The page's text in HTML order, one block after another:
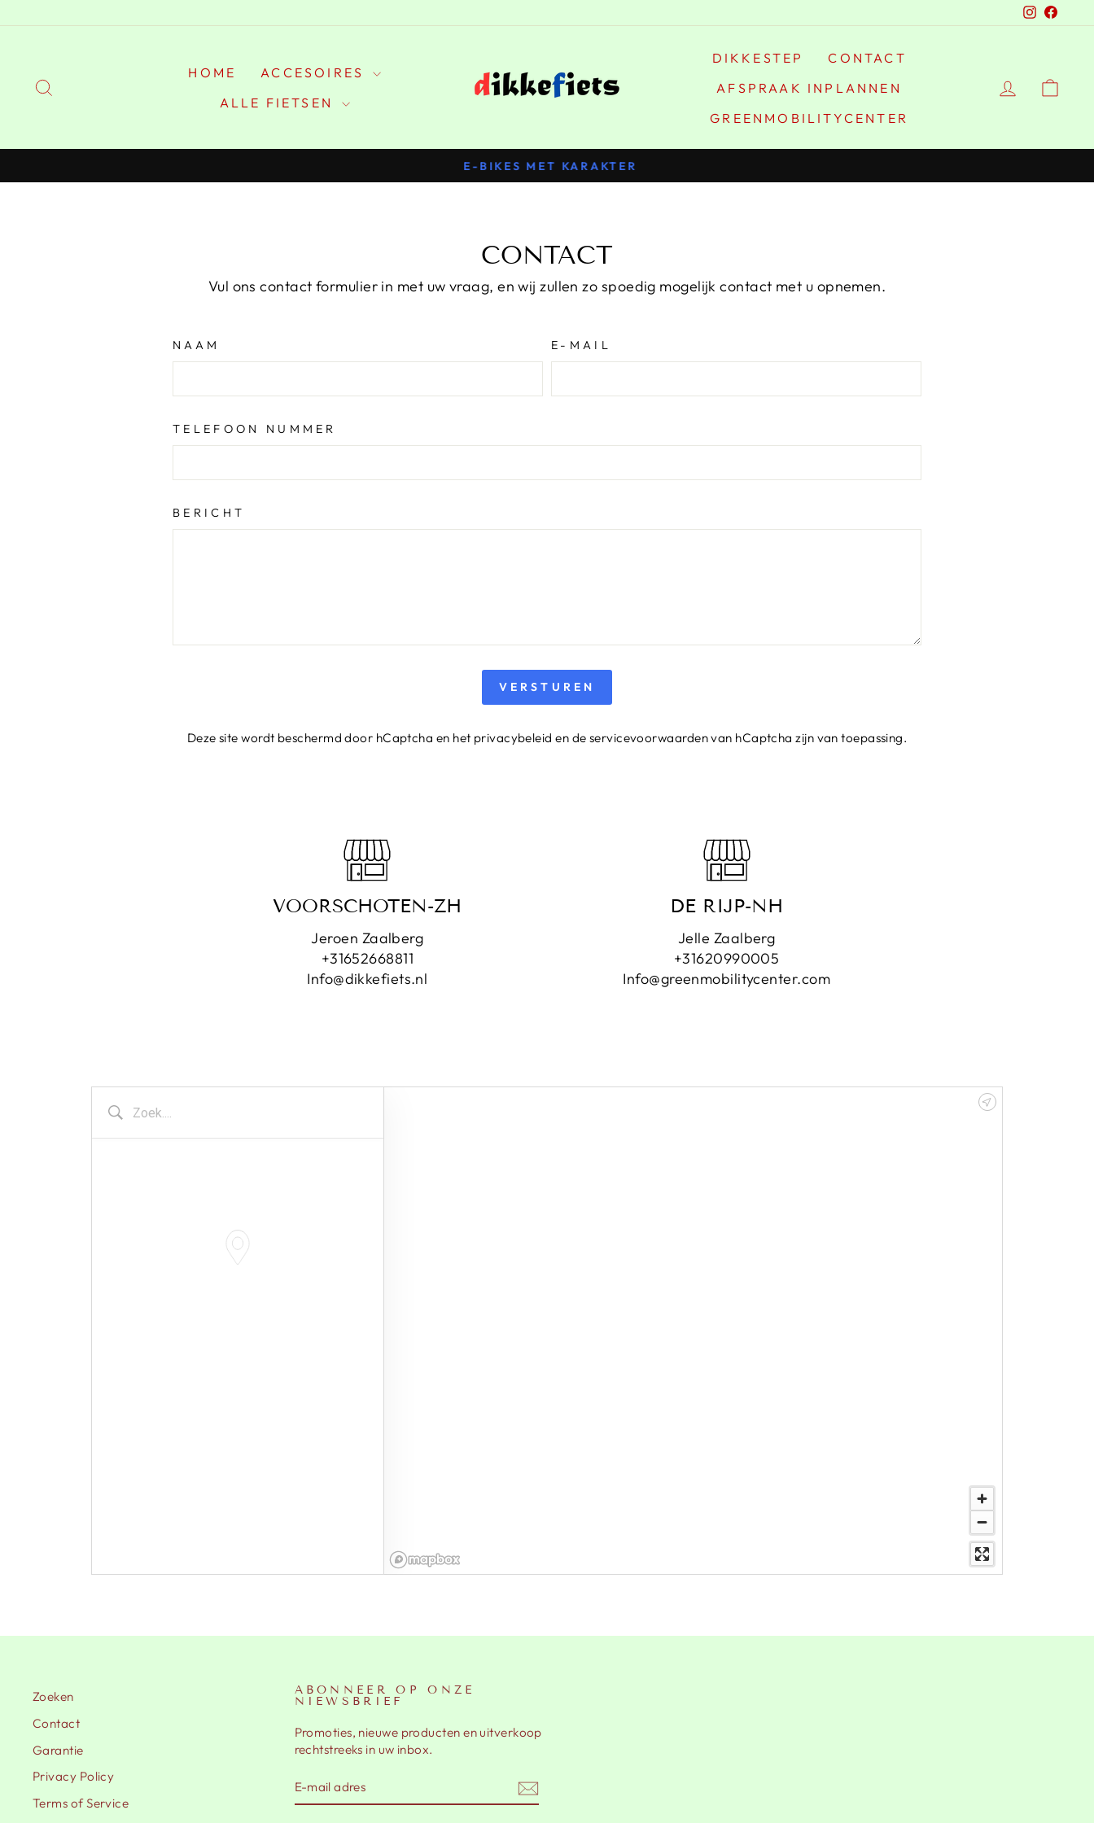
Instagram
HOME
ACCESOIRES
ALLE FIETSEN
DIKKESTEP
CONTACT
AFSPRAAK INPLANNEN
GREENMOBILITYCENTER
Pauzeer
E-BIKES MET KARAKTER
CONTACT
Vul ons contact formulier in met uw vraag, en wij zullen zo spoedig mogelijk contact met u opnemen.
NAAM E-MAIL
TELEFOON NUMMER
BERICHT
VERSTUREN
Deze site wordt beschermd door hCaptcha en het privacybeleid en de servicevoorwaardenvan hCaptcha zijn van toepassing.
VOORSCHOTEN-ZH
Jeroen Zaalberg
+31652668811
Info@dikkefiets.nl
DE RIJP-NH
Jelle Zaalberg
+31620990005
Info@greenmobilitycenter.com
Zoeken
Contact
Garantie
Privacy Policy
Terms of Service
ABONNEER OP ONZE
NIEWSBRIEF
Promoties, nieuwe producten en uitverkoop
rechtstreeks in uw inbox.
MAIL
ADRES